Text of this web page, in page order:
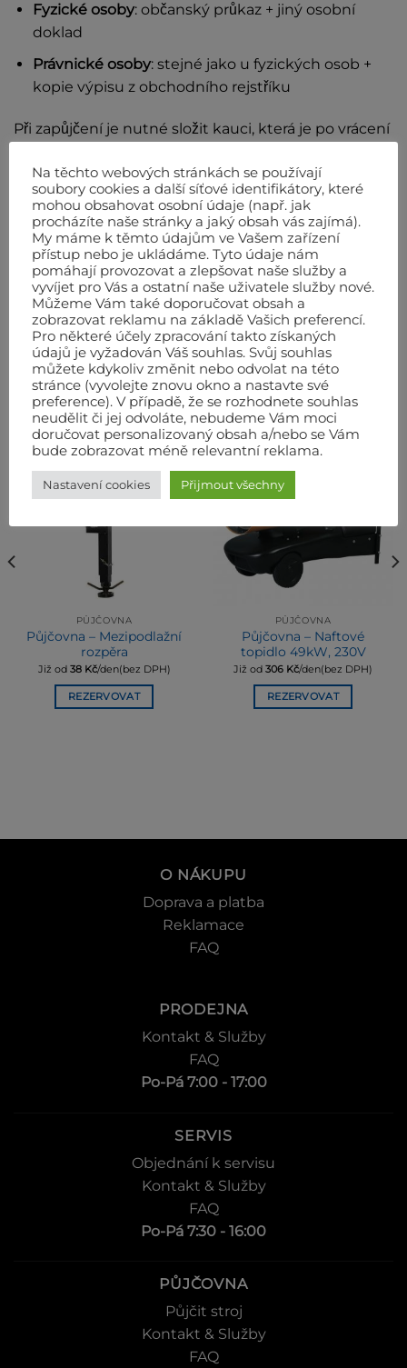
Fyzické osoby: občanský průkaz + jiný osobní
doklad
Právnické osoby: stejné jako u fyzických osob +
kopie výpisu z obchodního rejstříku
Při zapůjčení je nutné složit kauci, která je po vrácení
kalendářní den bez DPH. U některých strojů je zvlášť
účtováno opotřebení nástroje a příslušenství (např.
Diamantové kotouče, železa do bouracích kladiv,
brusné a řezné kotouče, pytlíky do vysavačů, palivo
atd.)
Informujte se též na levnější sazby přes víkend.
SOUVISEJÍCÍ PRODUKTY
PŮJČOVNA
Půjčovna – Mezipodlažní
rozpěra
Již od 38 Kč/den(bez DPH)
REZERVOVAT
PŮJČOVNA
Půjčovna – Naftové
topidlo 49kW, 230V
Již od 306 Kč/den(bez DPH)
REZERVOVAT
O NÁKUPU
Doprava a platba
Reklamace
FAQ
PRODEJNA
Kontakt & Služby
FAQ
Po-Pá 7:00 - 17:00
SERVIS
Objednání k servisu
Kontakt & Služby
FAQ
Po-Pá 7:30 - 16:00
PŮJČOVNA
Půjčit stroj
Kontakt & Služby
FAQ
Na těchto webových stránkách se používají
soubory cookies a další síťové identifikátory, které
mohou obsahovat osobní údaje (např. jak
procházíte naše stránky a jaký obsah vás zajímá).
My máme k těmto údajům ve Vašem zařízení
přístup nebo je ukládáme. Tyto údaje nám
pomáhají provozovat a zlepšovat naše služby a
vyvíjet pro Vás a ostatní naše uživatele služby nové.
Můžeme Vám také doporučovat obsah a
zobrazovat reklamu na základě Vašich preferencí.
Pro některé účely zpracování takto získaných
údajů je vyžadován Váš souhlas. Svůj souhlas
můžete kdykoliv změnit nebo odvolat na této
stránce (vyvolejte znovu okno a nastavte své
preference). V případě, že se rozhodnete souhlas
neudělit či jej odvoláte, nebudeme Vám moci
doručovat personalizovaný obsah a/nebo se Vám
bude zobrazovat méně relevantní reklama.
Nastavení cookies Přijmout všechny